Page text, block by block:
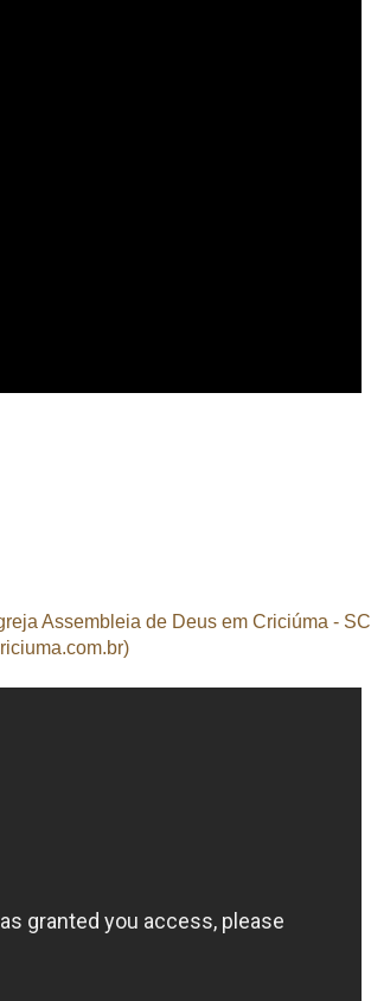
Assembleia de Deus em Criciúma - SC